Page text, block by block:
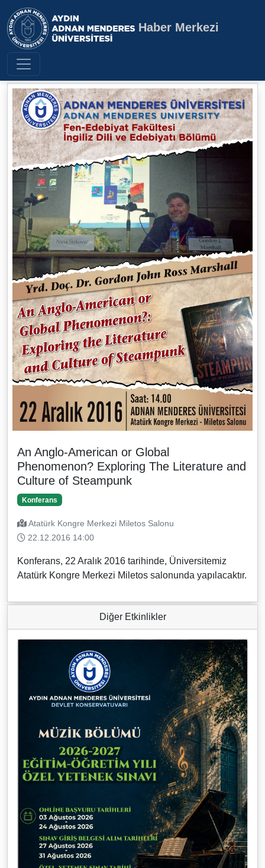
Aydın Adnan Menderes
Haber Merkezi
An Anglo-American or Global
Phenomenon? Exploring The Literature and
Culture of Steampunk
Konferans
Atatürk Kongre Merkezi Miletos Salonu
22.12.2016 14:00
Konferans, 22 Aralık 2016 tarihinde, Üniversitemiz
Atatürk Kongre Merkezi Miletos salonunda yapılacaktır.
Diğer Etkinlikler